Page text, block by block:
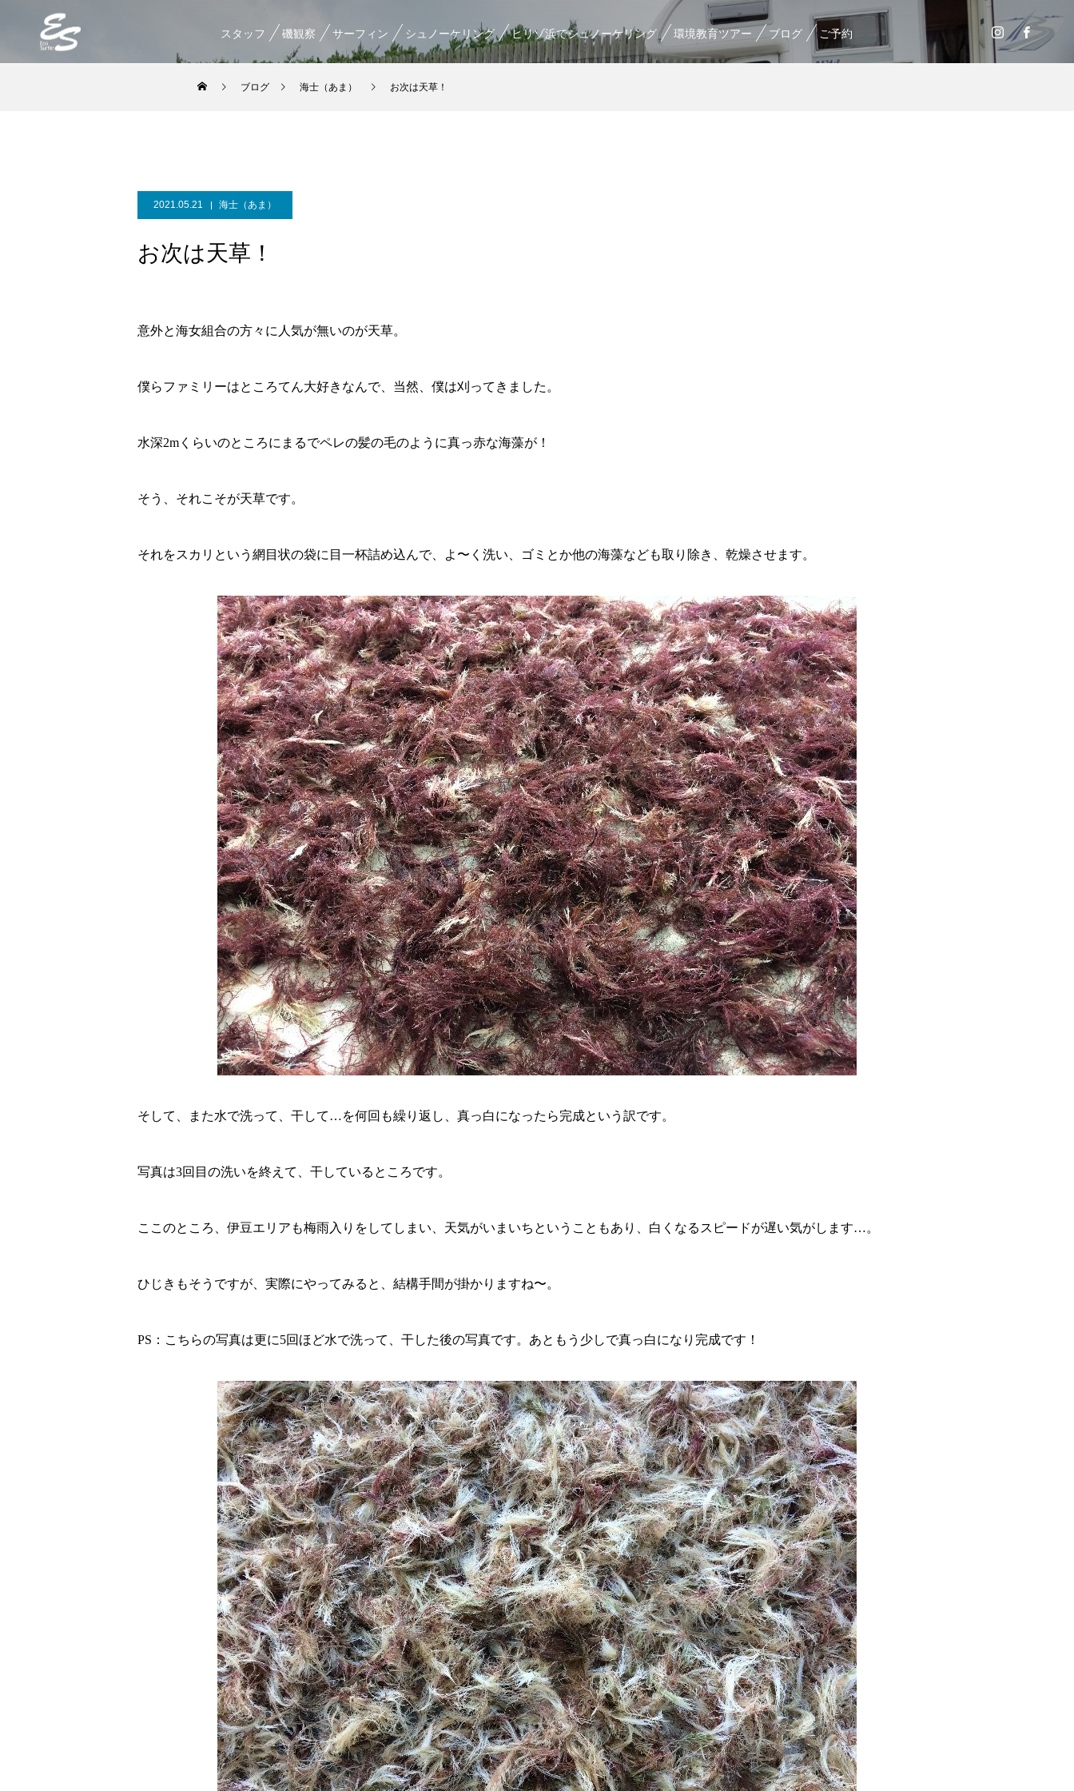
スタッフ 磯観察 サーフィン シュノーケリング ヒリゾ浜でシュノーケリング 環境教育ツアー ブログ ご予約
ブログ 海士（あま） お次は天草！
2021.05.21 海士（あま）
お次は天草！
意外と海女組合の方々に人気が無いのが天草。
僕らファミリーはところてん大好きなんで、当然、僕は刈ってきました。
水深2mくらいのところにまるでペレの髪の毛のように真っ赤な海藻が！
そう、それこそが天草です。
それをスカリという網目状の袋に目一杯詰め込んで、よ〜く洗い、ゴミとか他の海藻なども取り除き、乾燥させます。
そして、また水で洗って、干して…を何回も繰り返し、真っ白になったら完成という訳です。
写真は3回目の洗いを終えて、干しているところです。
ここのところ、伊豆エリアも梅雨入りをしてしまい、天気がいまいちということもあり、白くなるスピードが遅い気がします…。
ひじきもそうですが、実際にやってみると、結構手間が掛かりますね〜。
PS：こちらの写真は更に5回ほど水で洗って、干した後の写真です。あともう少しで真っ白になり完成です！